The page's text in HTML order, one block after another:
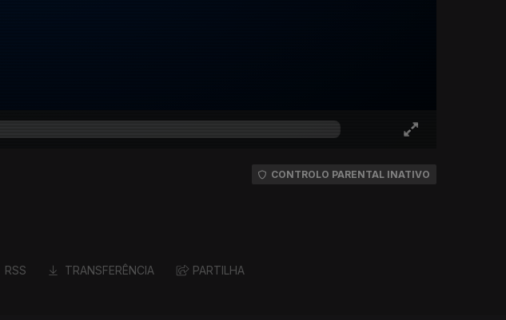
CONTROLO PARENTAL INATIVO
RSS TRANSFERÊNCIA PARTILHA